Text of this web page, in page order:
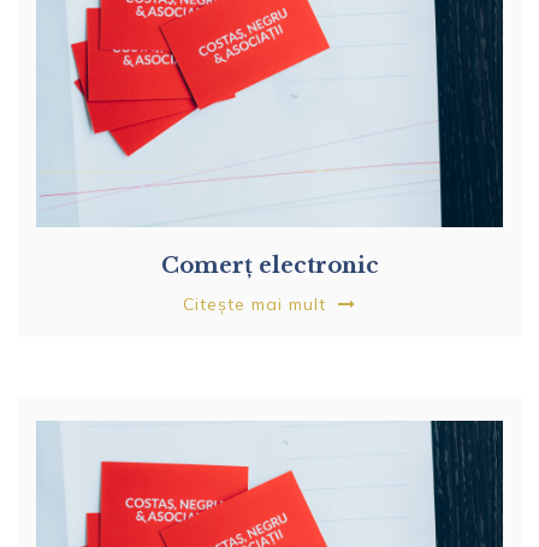
Comerț electronic
Citește mai mult